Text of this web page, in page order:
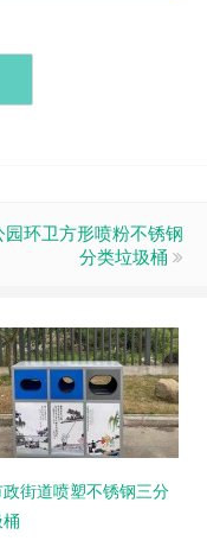
园环卫方形喷粉不锈钢
分类垃圾桶
街道喷塑不锈钢三分